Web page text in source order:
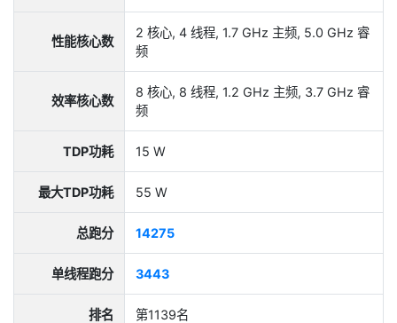
性能核心数
2 核心, 4 线程, 1.7 GHz 主频, 5.0 GHz 睿
频
效率核心数
8 核心, 8 线程, 1.2 GHz 主频, 3.7 GHz 睿
频
TDP功耗 15 W
最大TDP功耗 55 W
总跑分 14275
单线程跑分 3443
排名 第1139名